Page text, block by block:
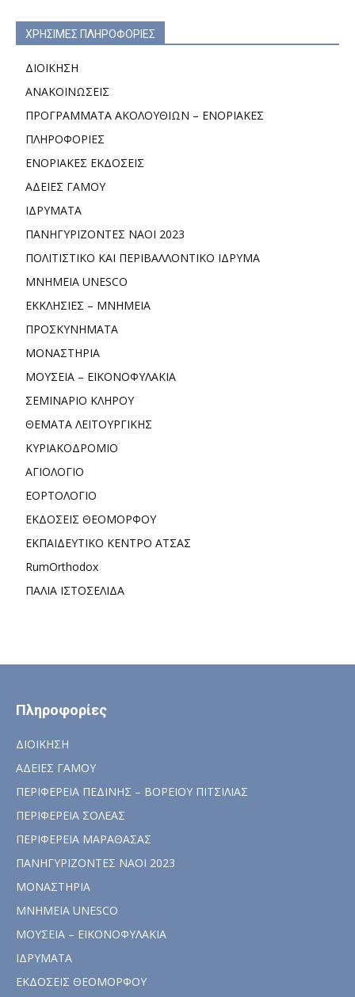
ΧΡΗΣΙΜΕΣ ΠΛΗΡΟΦΟΡΙΕΣ
ΔΙΟΙΚΗΣΗ
ΑΝΑΚΟΙΝΩΣΕΙΣ
ΠΡΟΓΡΑΜΜΑΤΑ ΑΚΟΛΟΥΘΙΩΝ – ΕΝΟΡΙΑΚΕΣ
ΠΛΗΡΟΦΟΡΙΕΣ
ΕΝΟΡΙΑΚΕΣ ΕΚΔΟΣΕΙΣ
ΑΔΕΙΕΣ ΓΑΜΟΥ
ΙΔΡΥΜΑΤΑ
ΠΑΝΗΓΥΡΙΖΟΝΤΕΣ ΝΑΟΙ 2023
ΠΟΛΙΤΙΣΤΙΚΟ ΚΑΙ ΠΕΡΙΒΑΛΛΟΝΤΙΚΟ ΙΔΡΥΜΑ
ΜΝΗΜΕΙΑ UNESCO
ΕΚΚΛΗΣΙΕΣ – ΜΝΗΜΕΙΑ
ΠΡΟΣΚΥΝΗΜΑΤΑ
ΜΟΝΑΣΤΗΡΙΑ
ΜΟΥΣΕΙΑ – ΕΙΚΟΝΟΦΥΛΑΚΙΑ
ΣΕΜΙΝΑΡΙΟ ΚΛΗΡΟΥ
ΘΕΜΑΤΑ ΛΕΙΤΟΥΡΓΙΚΗΣ
ΚΥΡΙΑΚΟΔΡΟΜΙΟ
ΑΓΙΟΛΟΓΙΟ
ΕΟΡΤΟΛΟΓΙΟ
ΕΚΔΟΣΕΙΣ ΘΕΟΜΟΡΦΟΥ
ΕΚΠΑΙΔΕΥΤΙΚΟ ΚΕΝΤΡΟ ΑΤΣΑΣ
RumOrthodox
ΠΑΛΙΑ ΙΣΤΟΣΕΛΙΔΑ
Πληροφορίες
ΔΙΟΙΚΗΣΗ
ΑΔΕΙΕΣ ΓΑΜΟΥ
ΠΕΡΙΦΕΡΕΙΑ ΠΕΔΙΝΗΣ – ΒΟΡΕΙΟΥ ΠΙΤΣΙΛΙΑΣ
ΠΕΡΙΦΕΡΕΙΑ ΣΟΛΕΑΣ
ΠΕΡΙΦΕΡΕΙΑ ΜΑΡΑΘΑΣΑΣ
ΠΑΝΗΓΥΡΙΖΟΝΤΕΣ ΝΑΟΙ 2023
ΜΟΝΑΣΤΗΡΙΑ
ΜΝΗΜΕΙΑ UNESCO
ΜΟΥΣΕΙΑ – ΕΙΚΟΝΟΦΥΛΑΚΙΑ
ΙΔΡΥΜΑΤΑ
ΕΚΔΟΣΕΙΣ ΘΕΟΜΟΡΦΟΥ